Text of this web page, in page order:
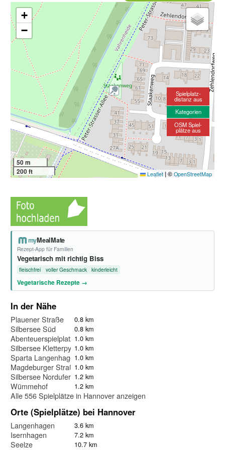
+
−
50 m
200 ft
Leaflet |©OpenStreetMap
Spielplatz-
distanz aus
Kategorien
OSM Spiel-
plätze aus
myMealMate
Rezept-App für Familien
Vegetarisch mit richtig Biss
fleischfrei voller Geschmack kinderleicht
Vegetarische Rezepte →
In der Nähe
Plauener Straße 0.8 km
Silbersee Süd 0.8 km
Abenteuerspielplatz Silbersee
1.0 km
Silbersee Kletterpyramide
1.0 km
Sparta Langenhagen1.0 km
Magdeburger Straße1.0 km
Silbersee Nordufer 1.2 km
Wümmehof 1.2 km
Alle 556 Spielplätze in Hannover anzeigen
Orte (Spielplätze) bei Hannover
Langenhagen 3.6 km
Isernhagen 7.2 km
Seelze 10.7 km